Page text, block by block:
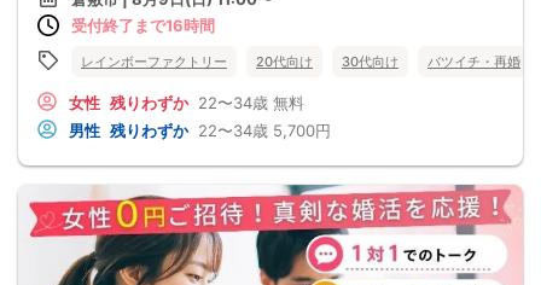
受付終了まで16時間
レインボーファクトリー 20代向け 30代向け バツイチ・再婚
女性 残りわずか 22〜34歳 無料
男性 残りわずか 22〜34歳 5,700円